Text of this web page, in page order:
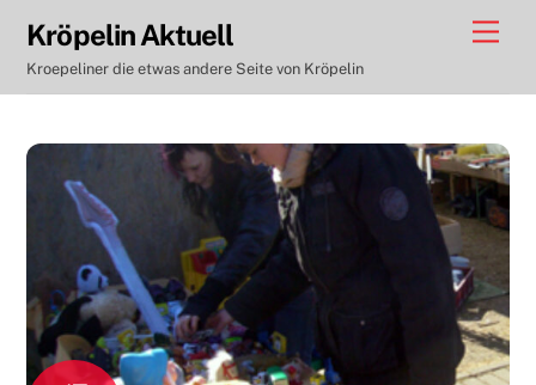
content
Kröpelin Aktuell
Kroepeliner die etwas andere Seite von Kröpelin